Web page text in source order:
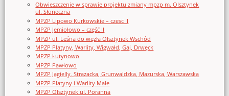
Obwieszczenie w sprawie projektu zmiany mpzp m. Olsztynek
ul. Słoneczna
MPZP Lipowo Kurkowskie – czesc II
MPZP Jemiołowo – część II
MPZP ul. Leśna do węzła Olsztynek Wschód
MPZP Platyny, Warlity, Wigwałd, Gaj, Drwęck
MPZP Łutynowo
MPZP Pawłowo
MPZP Jagielly, Strazacka, Grunwaldzka, Mazurska, Warszawska
MPZP Platyny i Warlity Małe
MPZP Olsztynek ul. Poranna